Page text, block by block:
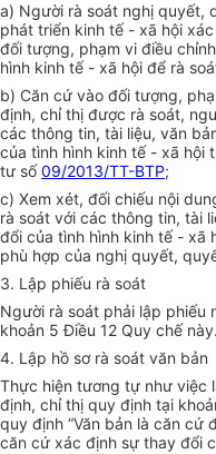
a) Người rà soát nghị quyết,
phát triển kinh tế - xã hội
đối tượng, phạm vi điều
hình kinh tế - xã hội để rà
b) Căn cứ vào đối tượng,
định, chỉ thị được rà soát,
các thông tin, tài liệu, văn
của tình hình kinh tế - xã hội
tư số09/2013/TT-BTP;
c) Xem xét, đối chiếu nội
rà soát với các thông tin, tài
đổi của tình hình kinh tế - xã
phù hợp của nghị quyết,
3. Lập phiếu rà soát
Người rà soát phải lập phiếu
khoản 5 Điều 12 Quy chế này.
4. Lập hồ sơ rà soát văn bản
Thực hiện tương tự như việc
định, chỉ thị quy định tại
quy định “Văn bản là căn cứ
căn cứ xác định sự thay đổi